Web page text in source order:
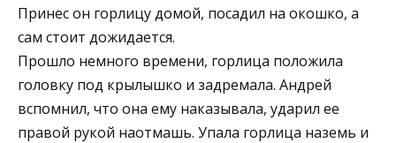
Принес он горлицу домой, посадил на окошко, а
сам стоит дожидается.
Прошло немного времени, горлица положила
головку под крылышко и задремала. Андрей
вспомнил, что она ему наказывала, ударил ее
правой рукой наотмашь. Упала горлица наземь и